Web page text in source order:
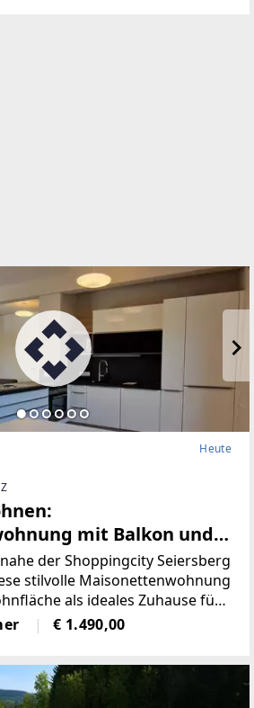
Heute
mit Balkon und
zentraler Lage
der Shoppingcity Seiersberg
stilvolle Maisonettenwohnung
als ideales Zuhause für
Die Wohnung befindet sich in
und architektonisch
€ 1.490,00